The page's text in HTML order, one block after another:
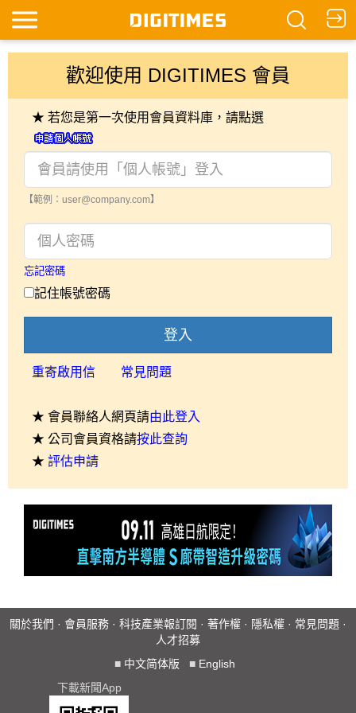
歡迎使用 DIGITIMES 會員
★ 若您是第一次使用會員資料庫，請點選
【範例：user@company.com】
忘記密碼
記住帳號密碼
登入
重寄啟用信 常見問題
★ 會員聯絡人網頁請由此登入
★ 公司會員資格請按此查詢
★ 評估申請
關於我們 · 會員服務 · 科技產業報訂閱 · 著作權 · 隱私權 · 常見問題 ·
人才招募
■ 中文简体版 ■ English
下載新聞App